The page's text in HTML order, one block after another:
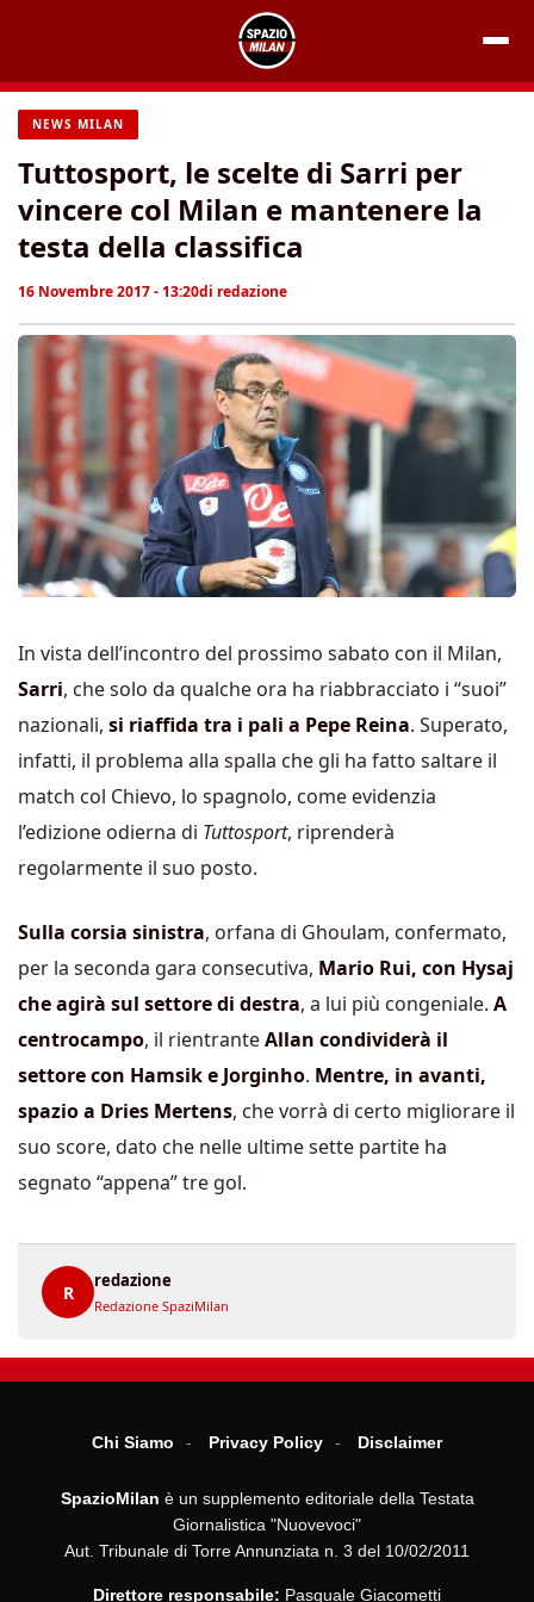
contenuto
NEWS MILAN
Tuttosport, le scelte di Sarri per
vincere col Milan e mantenere la
testa della classifica
16 Novembre 2017 - 13:20di redazione
In vista dell’incontro del prossimo sabato con il Milan,
Sarri, che solo da qualche ora ha riabbracciato i “suoi”
nazionali, si riaffida tra i pali a Pepe Reina. Superato,
infatti, il problema alla spalla che gli ha fatto saltare il
match col Chievo, lo spagnolo, come evidenzia
l’edizione odierna di Tuttosport, riprenderà
regolarmente il suo posto.
Sulla corsia sinistra, orfana di Ghoulam, confermato,
per la seconda gara consecutiva, Mario Rui, con Hysaj
che agirà sul settore di destra, a lui più congeniale. A
centrocampo, il rientranteAllan condividerà il
settore con Hamsik e Jorginho. Mentre, in avanti,
spazio a Dries Mertens, che vorrà di certo migliorare il
suo score, dato che nelle ultime sette partite ha
segnato “appena” tre gol.
R
redazione
Redazione SpaziMilan
Chi Siamo Privacy Policy Disclaimer
SpazioMilan è un supplemento editoriale della Testata
Giornalistica "Nuovevoci"
Aut. Tribunale di Torre Annunziata n. 3 del 10/02/2011
Direttore responsabile: Pasquale Giacometti